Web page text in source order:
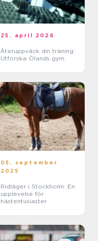
25. april 2026
Återuppväck din träning:
Utforska Ölands gym
05. september
2025
Ridläger i Stockholm: En
upplevelse för
hästentusiaster